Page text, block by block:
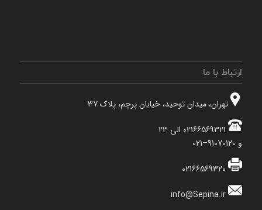
ارتباط با ما
تهران، میدان توحید، خیابان پرچم، پلاک 37
و 91070120–021
02166569320
info@Sepina.ir